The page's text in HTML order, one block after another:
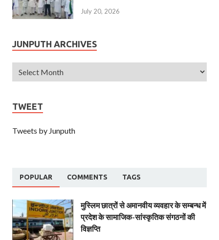
July 20, 2026
JUNPUTH ARCHIVES
TWEET
Tweets by Junputh
POPULAR COMMENTS TAGS
मुस्लिम छात्रों से अमानवीय व्यवहार के सम्बन्ध में
प्रदेश के सामाजिक-सांस्कृतिक संगठनों की
विज्ञप्ति